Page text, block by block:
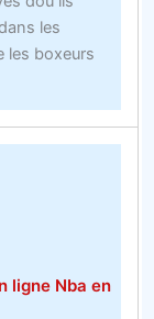
les
les boxeurs
ligne Nba en